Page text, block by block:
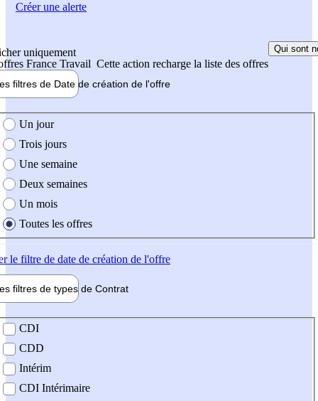
uniquement
France Travail Cette action recharge la liste des offres
Qui sont
filtres de Date de création de l'offre
création de l'offre
Un jour
Trois jours
Une semaine
Deux semaines
Un mois
Toutes les offres
le filtre de date de création de l'offre
filtres de types de Contrat
contrat
CDI
CDD
Intérim
CDI Intérimaire
Créer une alerte